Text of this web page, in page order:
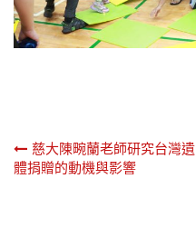
文慈大陳畹蘭老師研究台灣遺
體捐贈的動機與影響